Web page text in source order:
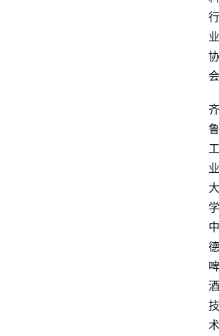
行
业
协
会
齐
鲁
工
业
大
学
中
德
啤
酒
技
术